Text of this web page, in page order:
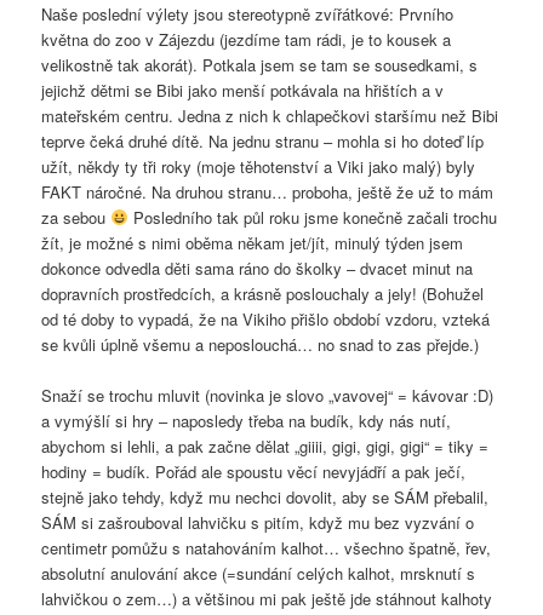
Naše poslední výlety jsou stereotypně zvířátkové: Prvního
května do zoo v Zájezdu (jezdíme tam rádi, je to kousek a
velikostně tak akorát). Potkala jsem se tam se sousedkami, s
jejichž dětmi se Bibi jako menší potkávala na hřištích a v
mateřském centru. Jedna z nich k chlapečkovi staršímu než Bibi
teprve čeká druhé dítě. Na jednu stranu – mohla si ho doteď líp
užít, někdy ty tři roky (moje těhotenství a Viki jako malý) byly
FAKT náročné. Na druhou stranu… proboha, ještě že už to mám
za sebou
Posledního tak půl roku jsme konečně začali trochu
žít, je možné s nimi oběma někam jet/jít, minulý týden jsem
dokonce odvedla děti sama ráno do školky – dvacet minut na
dopravních prostředcích, a krásně poslouchaly a jely! (Bohužel
od té doby to vypadá, že na Vikiho přišlo období vzdoru, vzteká
se kvůli úplně všemu a neposlouchá… no snad to zas přejde.)
Snaží se trochu mluvit (novinka je slovo „vavovej“ = kávovar :D)
a vymýšlí si hry – naposledy třeba na budík, kdy nás nutí,
abychom si lehli, a pak začne dělat „giiii, gigi, gigi, gigi“ = tiky =
hodiny = budík. Pořád ale spoustu věcí nevyjádří a pak ječí,
stejně jako tehdy, když mu nechci dovolit, aby se SÁM přebalil,
SÁM si zašrouboval lahvičku s pitím, když mu bez vyzvání o
centimetr pomůžu s natahováním kalhot… všechno špatně, řev,
absolutní anulování akce (=sundání celých kalhot, mrsknutí s
lahvičkou o zem…) a většinou mi pak ještě jde stáhnout kalhoty